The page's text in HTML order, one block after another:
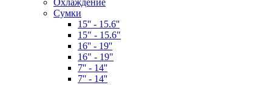
Охлаждение
Сумки
15'' - 15.6''
15" - 15.6"
16'' - 19''
16" - 19"
7'' - 14''
7'' - 14''